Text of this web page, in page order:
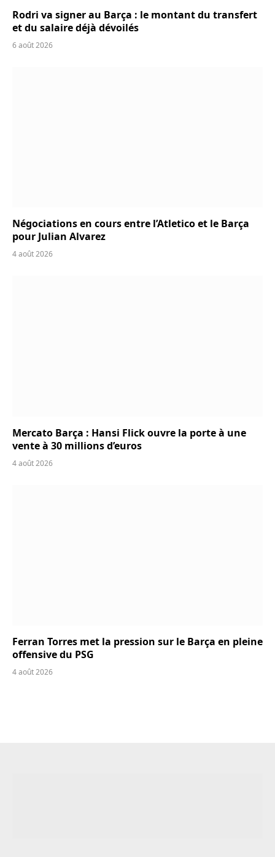
Rodri va signer au Barça : le montant du transfert
et du salaire déjà dévoilés
6 août 2026
Négociations en cours entre l’Atletico et le Barça
pour Julian Alvarez
4 août 2026
Mercato Barça : Hansi Flick ouvre la porte à une
vente à 30 millions d’euros
4 août 2026
Ferran Torres met la pression sur le Barça en pleine
offensive du PSG
4 août 2026